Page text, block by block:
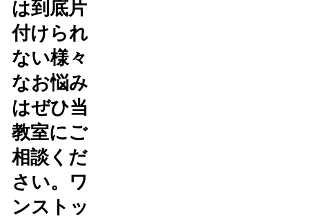
は到底片
付けられ
ない様々
なお悩み
はぜひ当
教室にご
相談くだ
さい。ワ
ンストッ